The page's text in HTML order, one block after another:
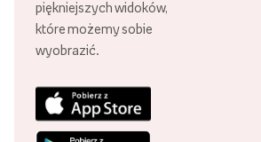
piękniejszych widoków,
które możemy sobie
wyobrazić.